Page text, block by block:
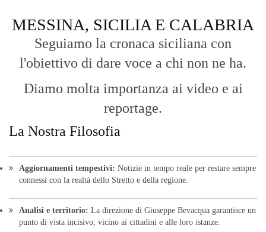
MESSINA, SICILIA E CALABRIA
Seguiamo la cronaca siciliana con
l'obiettivo di dare voce a chi non ne ha.
Diamo molta importanza ai video e ai
reportage.
La Nostra Filosofia
Aggiornamenti tempestivi: Notizie in tempo reale per restare sempre
connessi con la realtà dello Stretto e della regione.
Analisi e territorio: La direzione di Giuseppe Bevacqua garantisce un
punto di vista incisivo, vicino ai cittadini e alle loro istanze.